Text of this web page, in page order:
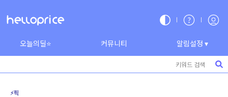
오늘의딜⭐ 커뮤니티 알림설정 ▾
⚡️픽